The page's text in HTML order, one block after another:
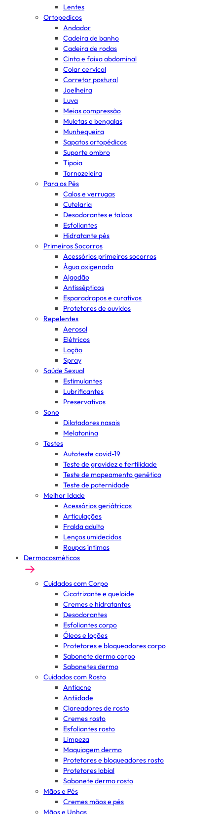
Lentes
Ortopedicos
Andador
Cadeira de banho
Cadeira de rodas
Cinta e faixa abdominal
Colar cervical
Corretor postural
Joelheira
Luva
Meias compressão
Muletas e bengalas
Munhequeira
Sapatos ortopédicos
Suporte ombro
Tipoia
Tornozeleira
Para os Pés
Calos e verrugas
Cutelaria
Desodorantes e talcos
Esfoliantes
Hidratante pés
Primeiros Socorros
Acessórios primeiros socorros
Água oxigenada
Algodão
Antissépticos
Esparadrapos e curativos
Protetores de ouvidos
Repelentes
Aerosol
Elétricos
Loção
Spray
Saúde Sexual
Estimulantes
Lubrificantes
Preservativos
Sono
Dilatadores nasais
Melatonina
Testes
Autoteste covid-19
Teste de gravidez e fertilidade
Teste de mapeamento genético
Teste de paternidade
Melhor Idade
Acessórios geriátricos
Articulações
Fralda adulto
Lenços umidecidos
Roupas íntimas
Dermocosméticos
Cuidados com Corpo
Cicatrizante e queloide
Cremes e hidratantes
Desodorantes
Esfoliantes corpo
Óleos e loções
Protetores e bloqueadores corpo
Sabonete dermo corpo
Sabonetes dermo
Cuidados com Rosto
Antiacne
Antiidade
Clareadores de rosto
Cremes rosto
Esfoliantes rosto
Limpeza
Maquiagem dermo
Protetores e bloqueadores rosto
Protetores labial
Sabonete dermo rosto
Mãos e Pés
Cremes mãos e pés
Mãos e Unhas